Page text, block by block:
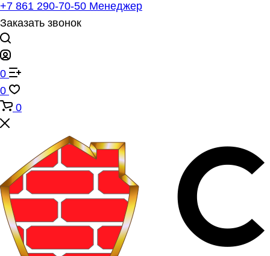
+7 861 290-70-50 Менеджер
Заказать звонок
0
0
0